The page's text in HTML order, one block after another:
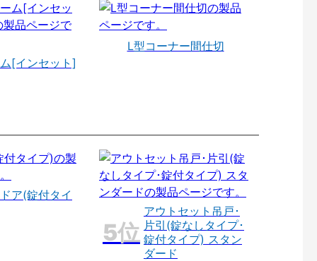
[インセット]
L型コーナー間仕切
ア(錠付タイ
アウトセット吊戸･
片引(錠なしタイプ･
錠付タイプ) スタン
ダード